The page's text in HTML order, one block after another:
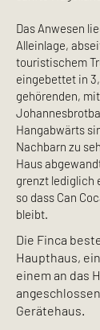
Das Anwesen
Alleinlage,
touristischem
eingebettet in
gehörenden,
Hangabwärts
Nachbarn zu
Haus
grenzt lediglich
so dass Can
bleibt.
Die Finca
Haupthaus,
einem an das
Gerätehaus.